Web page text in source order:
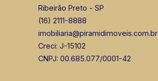
Ribeirão Preto - SP
(16) 2111-8888
imobiliaria@piramidimoveis.com.br
Creci: J-15102
CNPJ: 00.685.077/0001-42